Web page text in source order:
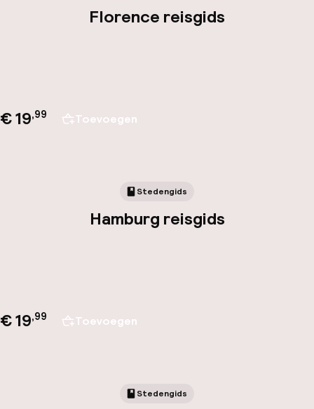
Florence reisgids
€ 19,99 Toevoegen
Stedengids
Hamburg reisgids
€ 19,99 Toevoegen
Stedengids